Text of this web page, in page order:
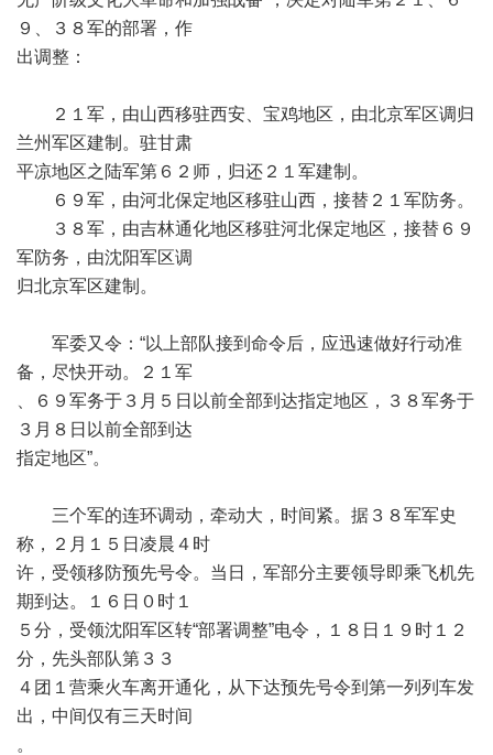
９、３８军的部署，作
出调整：
２１军，由山西移驻西安、宝鸡地区，由北京军区调归
兰州军区建制。驻甘肃
平凉地区之陆军第６２师，归还２１军建制。
６９军，由河北保定地区移驻山西，接替２１军防务。
３８军，由吉林通化地区移驻河北保定地区，接替６９
军防务，由沈阳军区调
归北京军区建制。
军委又令：“以上部队接到命令后，应迅速做好行动准
备，尽快开动。２１军
、６９军务于３月５日以前全部到达指定地区，３８军务于
３月８日以前全部到达
指定地区”。
三个军的连环调动，牵动大，时间紧。据３８军军史
称，２月１５日凌晨４时
许，受领移防预先号令。当日，军部分主要领导即乘飞机先
期到达。１６日０时１
５分，受领沈阳军区转“部署调整”电令，１８日１９时１２
分，先头部队第３３
４团１营乘火车离开通化，从下达预先号令到第一列列车发
出，中间仅有三天时间
。